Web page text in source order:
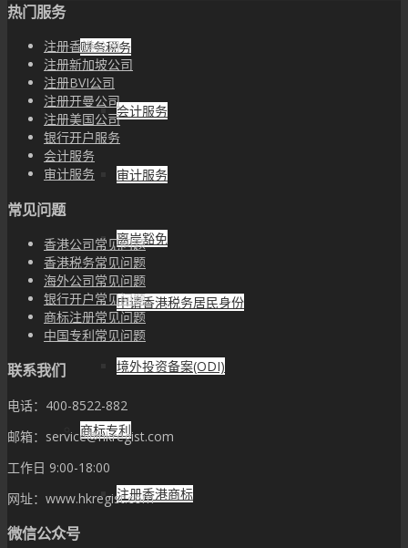
财务税务
会计服务
审计服务
离岸豁免
申请香港税务居民身份
境外投资备案(ODI)
商标专利
注册香港商标
热门服务
注册香港公司
注册新加坡公司
注册BVI公司
注册开曼公司
注册美国公司
银行开户服务
会计服务
审计服务
常见问题
香港公司常见问题
香港税务常见问题
海外公司常见问题
银行开户常见问题
商标注册常见问题
中国专利常见问题
联系我们
电话：400-8522-882
邮箱：service@hkregist.com
工作日 9:00-18:00
网址：www.hkregist.com
微信公众号